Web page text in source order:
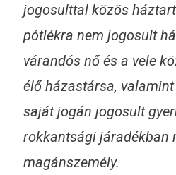
jogosulttal közös
pótlékra nem jogosult
várandós nő és a vele
élő házastársa,
saját jogán jogosult
rokkantsági járadékban
magánszemély.